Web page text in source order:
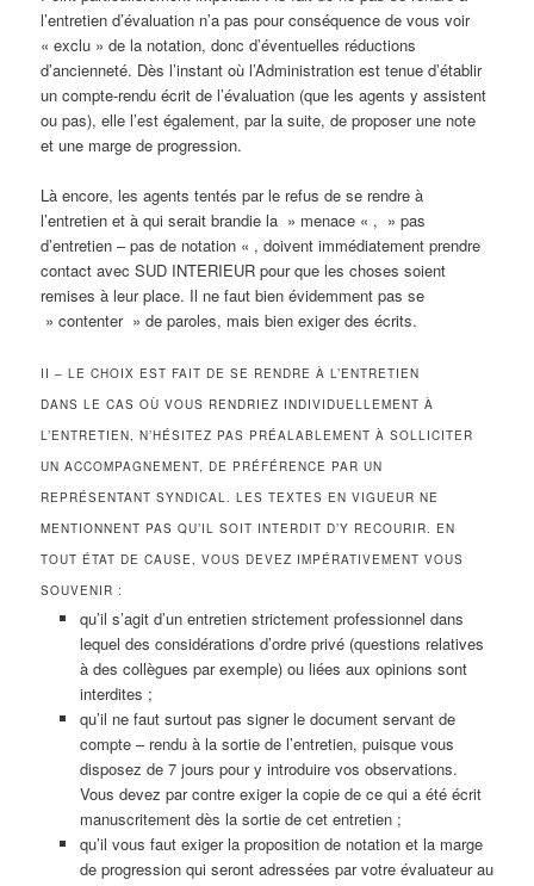
l’entretien d’évaluation n’a pas pour conséquence de vous voir
« exclu » de la notation, donc d’éventuelles réductions
d’ancienneté. Dès l’instant où l’Administration est tenue d’établir
un compte-rendu écrit de l’évaluation (que les agents y assistent
ou pas), elle l’est également, par la suite, de proposer une note
et une marge de progression.
Là encore, les agents tentés par le refus de se rendre à
l’entretien et à qui serait brandie la » menace « , » pas
d’entretien – pas de notation « , doivent immédiatement prendre
contact avec SUD INTERIEUR pour que les choses soient
remises à leur place. Il ne faut bien évidemment pas se
» contenter » de paroles, mais bien exiger des écrits.
II – LE CHOIX EST FAIT DE SE RENDRE À L’ENTRETIEN
DANS LE CAS OÙ VOUS RENDRIEZ INDIVIDUELLEMENT À
L’ENTRETIEN, N’HÉSITEZ PAS PRÉALABLEMENT À SOLLICITER
UN ACCOMPAGNEMENT, DE PRÉFÉRENCE PAR UN
REPRÉSENTANT SYNDICAL. LES TEXTES EN VIGUEUR NE
MENTIONNENT PAS QU’IL SOIT INTERDIT D’Y RECOURIR. EN
TOUT ÉTAT DE CAUSE, VOUS DEVEZ IMPÉRATIVEMENT VOUS
SOUVENIR :
qu’il s’agit d’un entretien strictement professionnel dans
lequel des considérations d’ordre privé (questions relatives
à des collègues par exemple) ou liées aux opinions sont
interdites ;
qu’il ne faut surtout pas signer le document servant de
compte – rendu à la sortie de l’entretien, puisque vous
disposez de 7 jours pour y introduire vos observations.
Vous devez par contre exiger la copie de ce qui a été écrit
manuscritement dès la sortie de cet entretien ;
qu’il vous faut exiger la proposition de notation et la marge
de progression qui seront adressées par votre évaluateur au